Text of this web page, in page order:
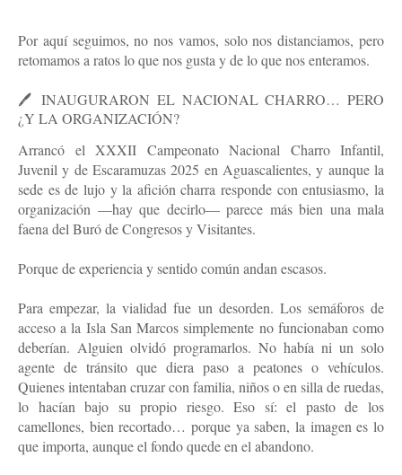
Por aquí seguimos, no nos vamos, solo nos distanciamos, pero
retomamos a ratos lo que nos gusta y de lo que nos enteramos.
🖊️ INAUGURARON EL NACIONAL CHARRO… PERO
¿Y LA ORGANIZACIÓN?
Arrancó el XXXII Campeonato Nacional Charro Infantil,
Juvenil y de Escaramuzas 2025 en Aguascalientes, y aunque la
sede es de lujo y la afición charra responde con entusiasmo, la
organización —hay que decirlo— parece más bien una mala
faena del Buró de Congresos y Visitantes.
Porque de experiencia y sentido común andan escasos.
Para empezar, la vialidad fue un desorden. Los semáforos de
acceso a la Isla San Marcos simplemente no funcionaban como
deberían. Alguien olvidó programarlos. No había ni un solo
agente de tránsito que diera paso a peatones o vehículos.
Quienes intentaban cruzar con familia, niños o en silla de ruedas,
lo hacían bajo su propio riesgo. Eso sí: el pasto de los
camellones, bien recortado… porque ya saben, la imagen es lo
que importa, aunque el fondo quede en el abandono.